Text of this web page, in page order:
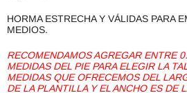
HORMA ESTRECHA Y VÁLIDAS PARA
MEDIOS.
RECOMENDAMOS AGREGAR ENTRE
MEDIDAS DEL PIE PARA ELEGIR LA
MEDIDAS QUE OFRECEMOS DEL
DE LA PLANTILLA Y EL ANCHO ES DE